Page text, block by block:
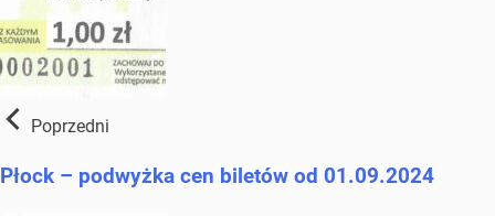
Poprzedni
Płock – podwyżka cen biletów od 01.09.2024